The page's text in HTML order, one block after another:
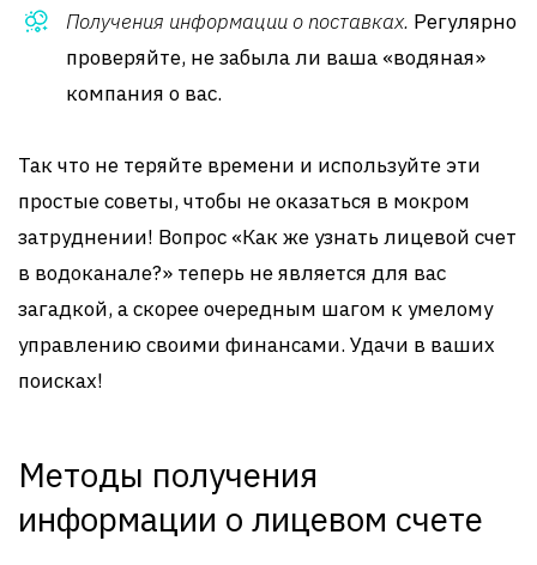
Получения информации о поставках. Регулярно
проверяйте, не забыла ли ваша «водяная»
компания о вас.
Так что не теряйте времени и используйте эти
простые советы, чтобы не оказаться в мокром
затруднении! Вопрос «Как же узнать лицевой счет
в водоканале?» теперь не является для вас
загадкой, а скорее очередным шагом к умелому
управлению своими финансами. Удачи в ваших
поисках!
Методы получения
информации о лицевом счете